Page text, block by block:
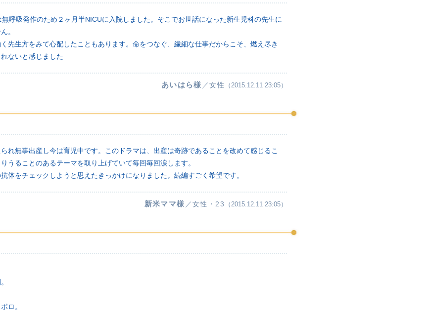
呼吸発作のため２ヶ月半NICUに入院しました。そこでお世話になった新生児科の先生に
。
先生方をみて心配したこともあります。命をつなぐ、繊細な仕事だからこそ、燃え尽き
ないと感じました
あいはら様 ／女性 （2015.12.11 23:05）
れ無事出産し今は育児中です。このドラマは、出産は奇跡であることを改めて感じるこ
うることのあるテーマを取り上げていて毎回毎回涙します。
体をチェックしようと思えたきっかけになりました。続編すごく希望です。
新米ママ様 ／女性・23 （2015.12.11 23:05）
ロ。